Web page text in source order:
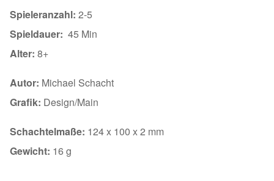
Spieleranzahl: 2-5
Spieldauer: 45 Min
Alter: 8+
Autor: Michael Schacht
Grafik: Design/Main
Schachtelmaße: 124 x 100 x 2 mm
Gewicht: 16 g